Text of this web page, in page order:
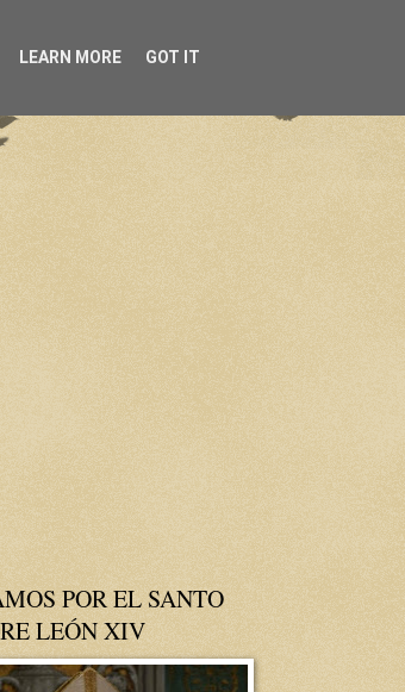
POR EL SANTO
LEÓN XIV
LEARN MORE GOT IT